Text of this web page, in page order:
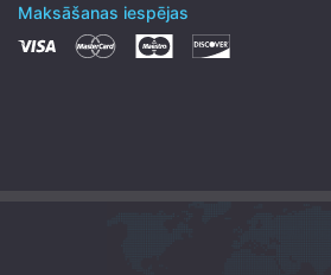
Maksāšanas iespējas